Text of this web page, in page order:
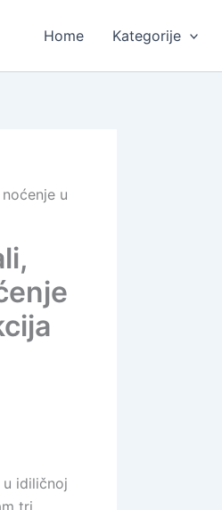
Home Kategorije
u
u idiličnoj
tri